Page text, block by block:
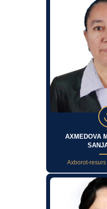
AXMEDOVA
Axborot-